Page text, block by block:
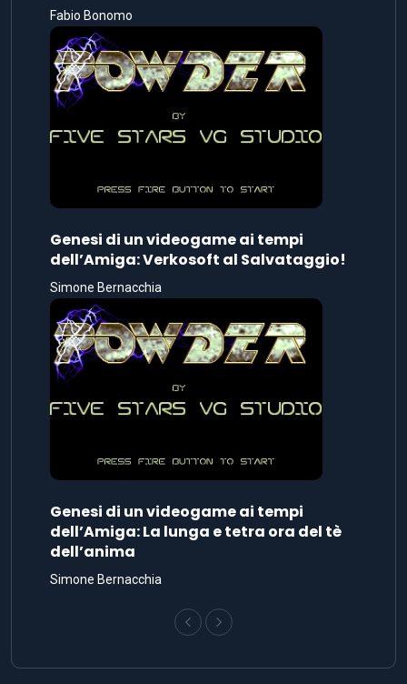
Fabio Bonomo
Genesi di un videogame ai tempi
dell’Amiga: Verkosoft al Salvataggio!
Simone Bernacchia
Genesi di un videogame ai tempi
dell’Amiga: La lunga e tetra ora del tè
dell’anima
Simone Bernacchia